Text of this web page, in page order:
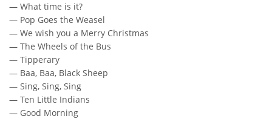
— What time is it?
— Pop Goes the Weasel
— We wish you a Merry Christmas
— The Wheels of the Bus
— Tipperary
— Baa, Baa, Black Sheep
— Sing, Sing, Sing
— Ten Little Indians
— Good Morning